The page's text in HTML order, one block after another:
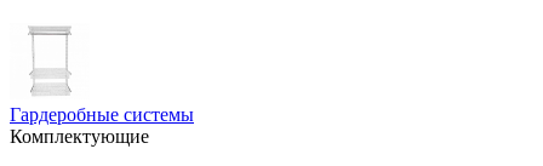
Гардеробные системы
Комплектующие